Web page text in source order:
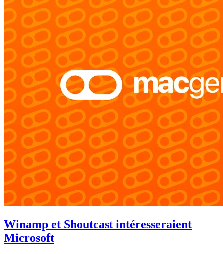
Winamp et Shoutcast intéresseraient
Microsoft